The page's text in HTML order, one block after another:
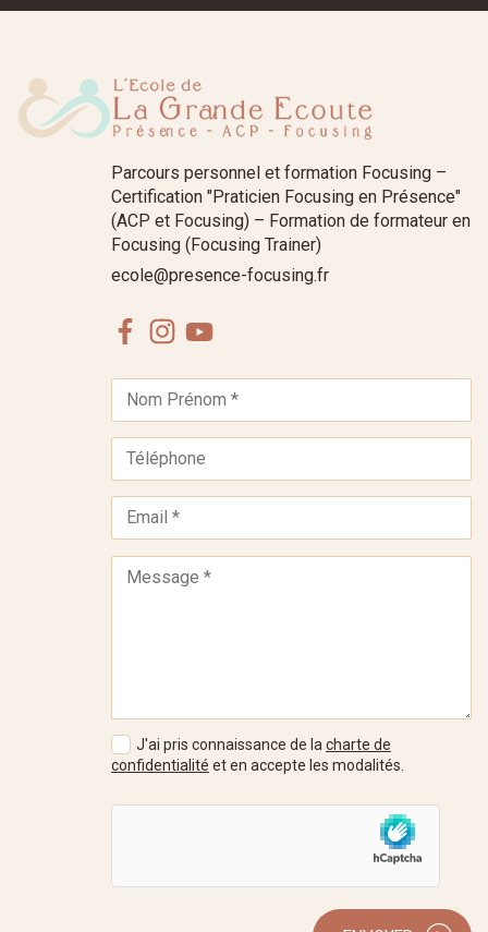
Parcours personnel et formation Focusing –
Certification "Praticien Focusing en Présence"
(ACP et Focusing) – Formation de formateur en
Focusing (Focusing Trainer)
ecole@presence-focusing.fr
FacebookInstagram
J'ai pris connaissance de lacharte de
confidentialité et en accepte les modalités.